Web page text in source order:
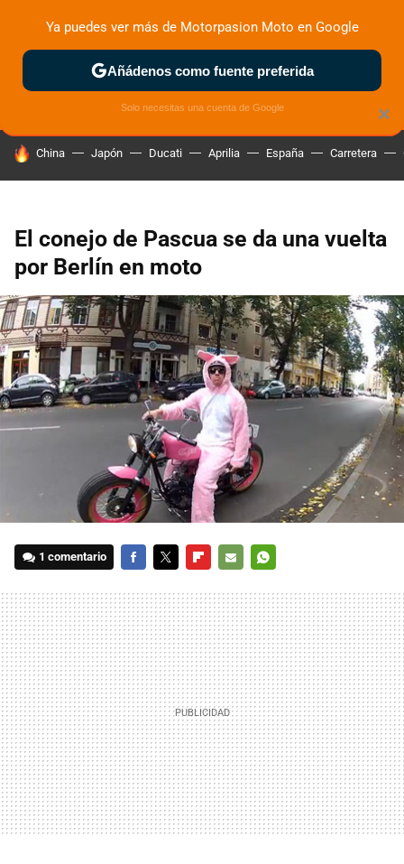
ZONA DE PRUEBAS DEPORTIVAS MOTOS ELÉCTRICAS
HOY SE HABLA DE
China Japón Ducati Aprilia España Carretera
El conejo de Pascua se da una vuelta
por Berlín en moto
1 comentario
MAIL
×
Ya puedes ver más de Motorpasion Moto en Google
Añádenos como fuente preferida
Solo necesitas una cuenta de Google